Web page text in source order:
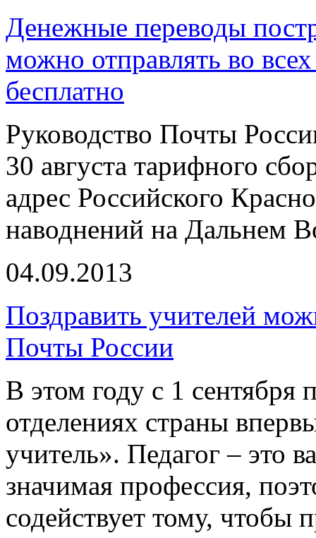
Денежные переводы
можно отправлять во
бесплатно
Руководство Почты
30 августа тарифного
адрес Российского
наводнений на Дальнем
04.09.2013
Поздравить учителей
Почты России
В этом году с 1 сентября
отделениях страны
учитель». Педагог – это
значимая профессия,
содействует тому, чтобы